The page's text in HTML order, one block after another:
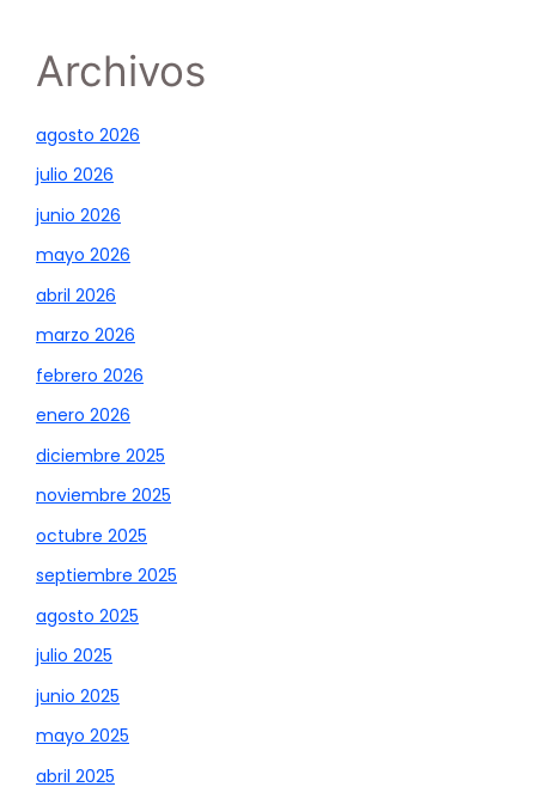
Archivos
agosto 2026
julio 2026
junio 2026
mayo 2026
abril 2026
marzo 2026
febrero 2026
enero 2026
diciembre 2025
noviembre 2025
octubre 2025
septiembre 2025
agosto 2025
julio 2025
junio 2025
mayo 2025
abril 2025